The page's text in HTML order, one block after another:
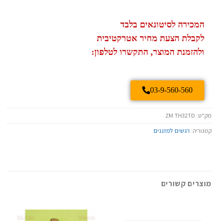
המכירה לסיטונאים בלבד
לקבלת הצעת מחיר אטרקטיבית
ולהזמנת המוצר, התקשרו לטלפון:
03-9-560-560
מק"ט: ZM TH32TD
קטגוריה: רגשים למזגנים
מוצרים קשורים